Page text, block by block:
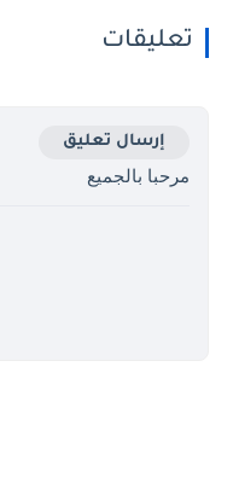
تعليقات
إرسال تعليق
مرحبا بالجميع